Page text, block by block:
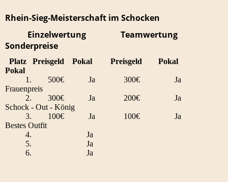
Rhein-Sieg-Meisterschaft im Schocken
Einzelwertung Teamwertung
Sonderpreise
Platz Preisgeld Pokal Preisgeld Pokal
Pokal
1. 500€ Ja 300€ Ja
Frauenpreis
2. 300€ Ja 200€ Ja
Schock - Out - König
3. 100€ Ja 100€ Ja
Bestes Outfit
4. Ja
5. Ja
6. Ja